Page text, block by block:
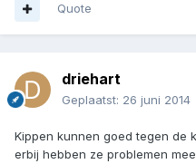
Quote
driehart
Geplaatst: 26 juni 2014
Kippen kunnen goed tegen de
erbij hebben ze problemen